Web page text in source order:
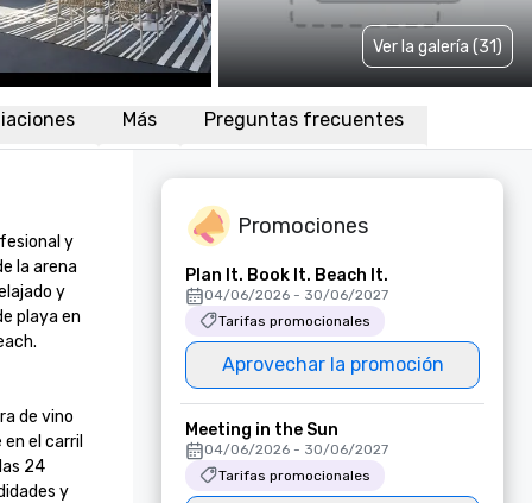
Ver la galería (31)
Más Preguntas frecuentes
y
la arena
y
playa en
de vino
el carril
24
y
Promociones
Plan It. Book It. Beach It.
04/06/2026 - 30/06/2027
Tarifas promocionales
Aprovechar la promoción
Meeting in the Sun
04/06/2026 - 30/06/2027
Tarifas promocionales